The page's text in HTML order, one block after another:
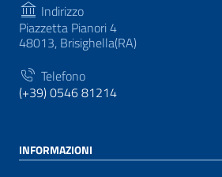
Indirizzo
Piazzetta Pianori 4
48013, Brisighella(RA)
Telefono
(+39) 0546 81214
INFORMAZIONI